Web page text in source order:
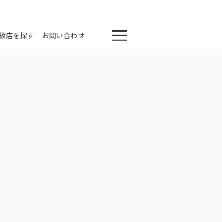
店を探す お問い合わせ